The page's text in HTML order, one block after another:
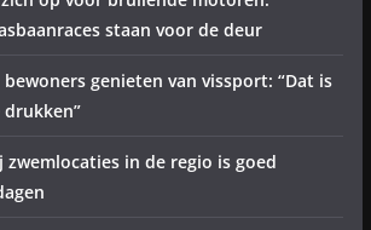
staan voor de deur
genieten van vissport: “Dat is
in de regio is goed